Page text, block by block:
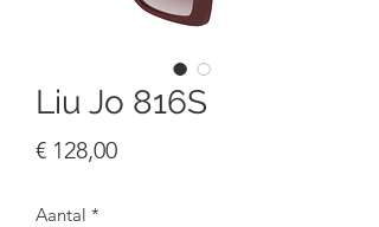
Liu Jo 816S
€ 128,00Prijs
Aantal *